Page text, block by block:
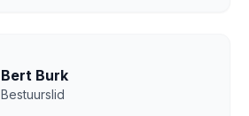
Bert Burk
Bestuurslid